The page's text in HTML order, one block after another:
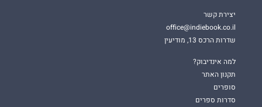
יצירת קשר
office@indiebook.co.il
שדרות הרכס 13, מודיעין
למה אינדיבוק?
תקנון האתר
סופרים
סדרות ספרים